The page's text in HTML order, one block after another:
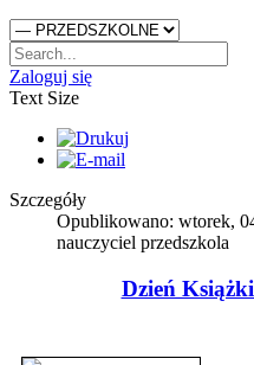
Zaloguj się
Text Size
Szczegóły
Opublikowano: wtorek,
nauczyciel przedszkola
Dzień